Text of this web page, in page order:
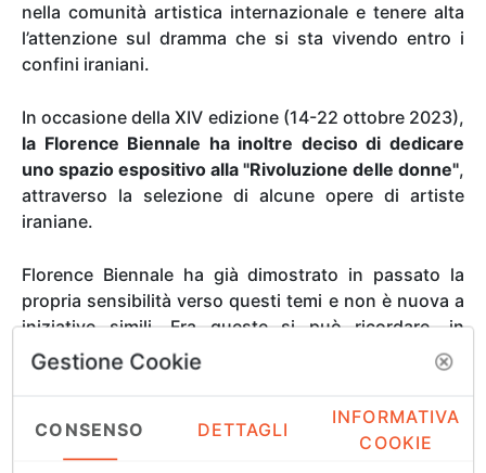
nella comunità artistica internazionale e tenere alta
l’attenzione sul dramma che si sta vivendo entro i
confini iraniani.
In occasione della XIV edizione (14-22 ottobre 2023),
la Florence Biennale ha inoltre deciso di dedicare
uno spazio espositivo alla "Rivoluzione delle donne",
attraverso la selezione di alcune opere di artiste
iraniane.
Florence Biennale ha già dimostrato in passato la
propria sensibilità verso questi temi e non è nuova a
iniziative simili. Fra queste si può ricordare, in
occasione della X edizione del 2015
, la presenza di
iraniana che è stata ospite d’onore della
manifestazione e ha presentato a Firenze il suo
lavoroRe Uthal
Gestione Cookie
CONSENSO DETTAGLI
INFORMATIVA
COOKIE